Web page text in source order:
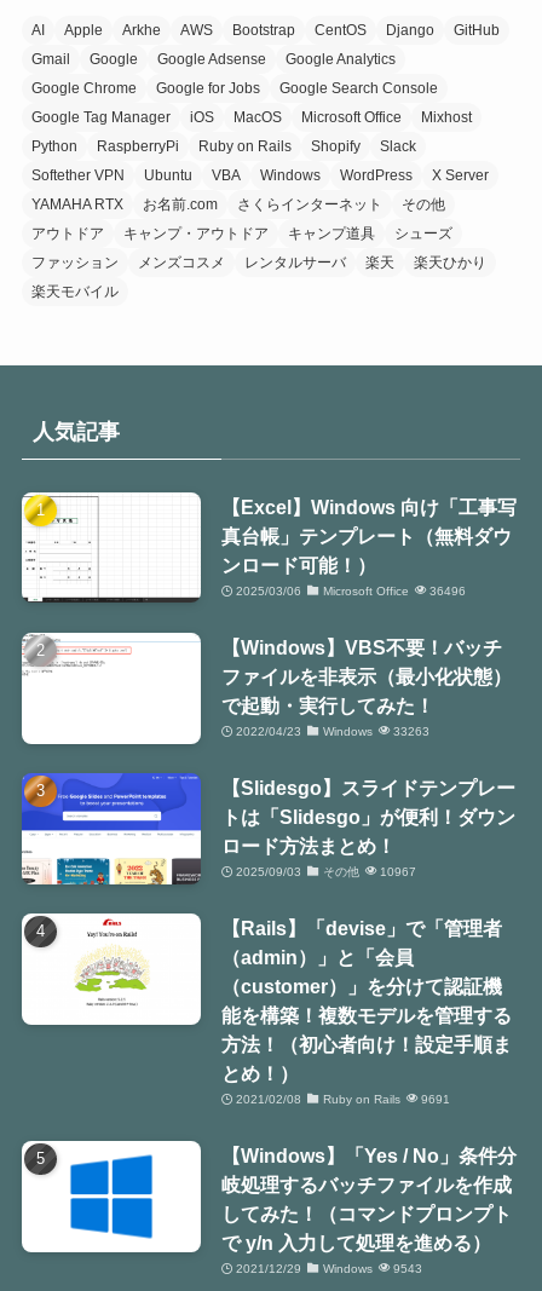
AI Apple Arkhe AWS Bootstrap CentOS Django
GitHub
Gmail
Google Google Adsense
Google Analytics
Google Chrome
Google for Jobs
Google Search Console
Google Tag Manager
iOS MacOS Microsoft Office
Mixhost
Python
RaspberryPi Ruby on Rails Shopify
Slack
Softether VPN
Ubuntu VBA Windows WordPress
X Server
YAMAHA RTX
お名前.com さくらインターネット
その他
アウトドア
キャンプ・アウトドア キャンプ道具
シューズ
ファッション
メンズコスメ レンタルサーバ 楽天
楽天ひかり
楽天モバイル
人気記事
【Excel】Windows 向け「工事写
真台帳」テンプレート（無料ダウ
ンロード可能！）
2025/03/06 Microsoft Office 36496
【Windows】VBS不要！バッチ
ファイルを非表示（最小化状態）
で起動・実行してみた！
2022/04/23 Windows 33263
【Slidesgo】スライドテンプレー
トは「Slidesgo」が便利！ダウン
ロード方法まとめ！
2025/09/03 その他 10967
【Rails】「devise」で「管理者
（admin）」と「会員
（customer）」を分けて認証機
能を構築！複数モデルを管理する
方法！（初心者向け！設定手順ま
とめ！）
2021/02/08 Ruby on Rails 9691
【Windows】「Yes / No」条件分
岐処理するバッチファイルを作成
してみた！（コマンドプロンプト
で y/n 入力して処理を進める）
2021/12/29 Windows 9543